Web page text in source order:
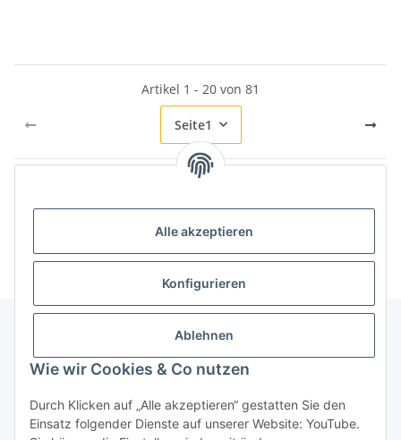
Alle akzeptieren
Konfigurieren
Ablehnen
Wie wir Cookies & Co nutzen
Durch Klicken auf „Alle akzeptieren“ gestatten Sie den
Einsatz folgender Dienste auf unserer Website: YouTube.
Artikel 1 - 20 von 81
Seite1
Informationen
Gesetzliche Informationen